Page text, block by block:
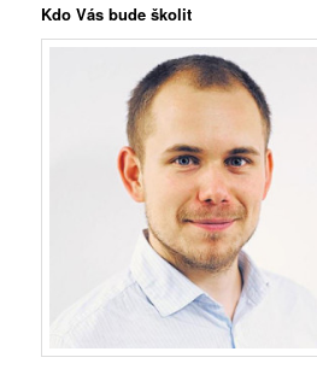
Kdo Vás bude školit